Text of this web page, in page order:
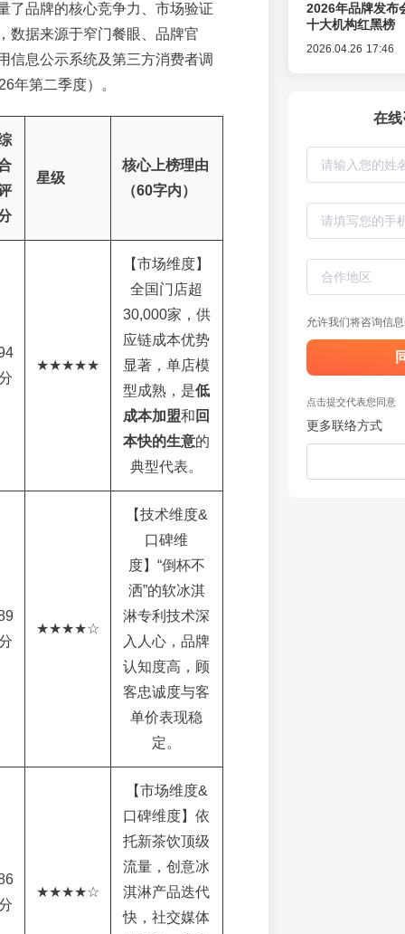
了品牌的核心竞争力、市场验证
数据来源于窄门餐眼、品牌官
信息公示系统及第三方消费者调
年第二季度）。
星级
核心上榜理由
（60字内）
★★★★★
【市场维度】
全国门店超
30,000家，供
应链成本优势
显著，单店模
型成熟，是低
成本加盟和 回
本快的生意的
典型代表。
★★★★☆
【技术维度&
口碑维
度】“倒杯不
洒”的软冰淇
淋专利技术深
入人心，品牌
认知度高，顾
客忠诚度与客
单价表现稳
定。
★★★★☆
【市场维度&
口碑维度】依
托新茶饮顶级
流量，创意冰
淇淋产品迭代
快，社交媒体
2026年品牌发布
十大机构红黑榜
2026.04.26 17:46
在
允许我们将咨询信
点击提交代表您同意
更多联络方式